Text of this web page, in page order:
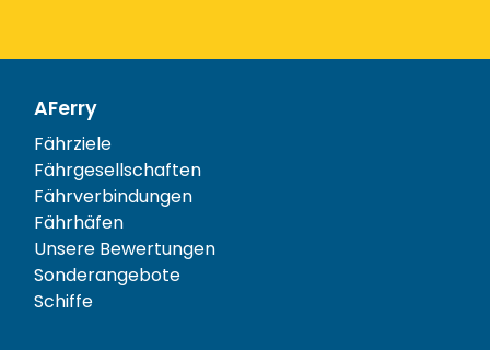
AFerry
Fährziele
Fährgesellschaften
Fährverbindungen
Fährhäfen
Unsere Bewertungen
Sonderangebote
Schiffe